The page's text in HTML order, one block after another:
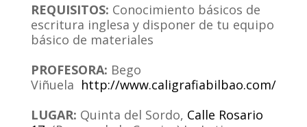
REQUISITOS: Conocimiento básicos de
escritura inglesa y disponer de tu equipo
básico de materiales
PROFESORA: Bego
Viñuela http://www.caligrafiabilbao.com/
LUGAR: Quinta del Sordo, Calle Rosario